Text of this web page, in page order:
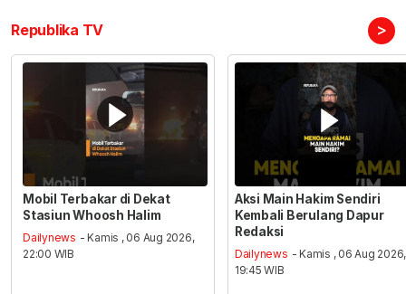
Republika TV >
Mobil Terbakar di Dekat
Stasiun Whoosh Halim
Dailynews - Kamis , 06 Aug 2026,
22:00 WIB
Aksi Main Hakim Sendiri
Kembali Berulang Dapur
Redaksi
Dailynews - Kamis , 06 Aug 2026,
19:45 WIB